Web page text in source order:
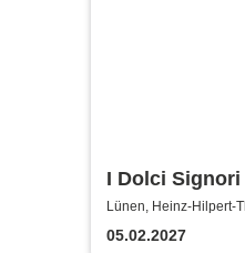
I Dolci Signori
Nacht der
Welthits
Lünen, Heinz-Hilpert-
05.02.2027